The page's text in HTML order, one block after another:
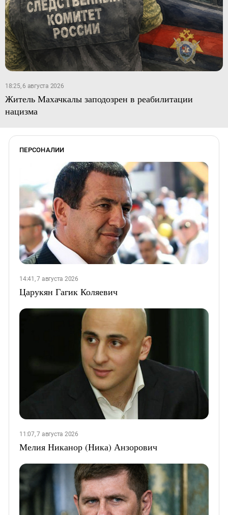
18:25, 6 августа 2026
Житель Махачкалы заподозрен в реабилитации
нацизма
ПЕРСОНАЛИИ
14:41, 7 августа 2026
Царукян Гагик Коляевич
11:07, 7 августа 2026
Мелия Никанор (Ника) Анзорович